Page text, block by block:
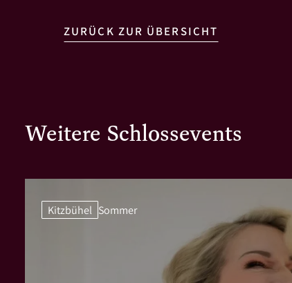
ZURÜCK ZUR ÜBERSICHT
Weitere Schlossevents
Kitzbühel Sommer